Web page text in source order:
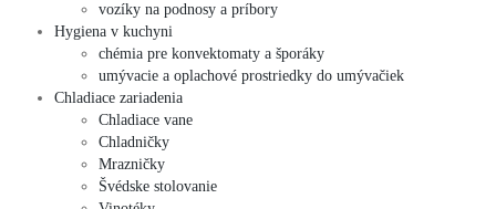
vozíky na podnosy a príbory
Hygiena v kuchyni
chémia pre konvektomaty a šporáky
umývacie a oplachové prostriedky do umývačiek
Chladiace zariadenia
Chladiace vane
Chladničky
Mrazničky
Švédske stolovanie